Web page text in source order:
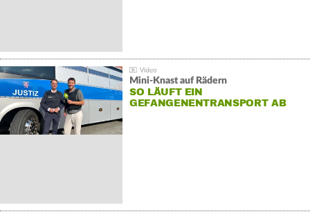
Mini-Knast auf Rädern
SO LÄUFT EIN
GEFANGENENTRANSPORT AB